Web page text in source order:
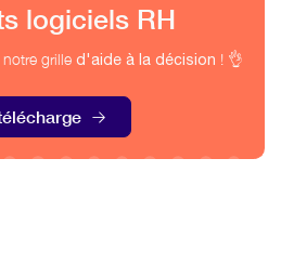
logiciels RH
grille d'aide à la décision ! 👌